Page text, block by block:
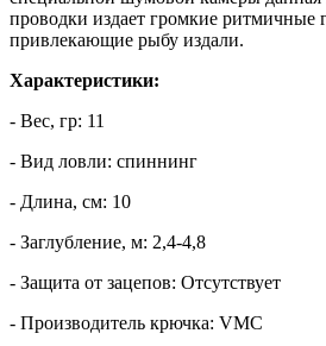
проводки издает громкие ритмичные
привлекающие рыбу издали.
Характеристики:
- Вес, гр: 11
- Вид ловли: спиннинг
- Длина, см: 10
- Заглубление, м: 2,4-4,8
- Защита от зацепов: Отсутствует
- Производитель крючка: VMC